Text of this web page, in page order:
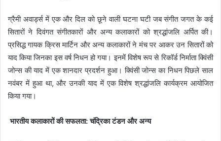
ग्रैमी अवार्ड्स में एक और दिल को छूने वाली घटना घटी जब संगीत जगत के कई
सितारों ने दिवंगत संगीतकारों और अन्य कलाकारों को श्रद्धांजलि अर्पित की।
प्रसिद्ध गायक क्रिस मार्टिन और अन्य कलाकारों ने मंच पर आकर उन सितारों को
याद किया जिनका इस वर्ष निधन हो गया। इनमें विशेष रूप से रिकॉर्ड निर्माता क्विंसी
जोन्स की याद में एक शानदार प्रदर्शन हुआ। क्विंसी जोन्स का निधन पिछले साल
नवंबर में हुआ था, और उनकी याद में एक विशेष श्रद्धांजलि कार्यक्रम आयोजित
किया गया।
भारतीय कलाकारों की सफलता: चंद्रिका टंडन और अन्य